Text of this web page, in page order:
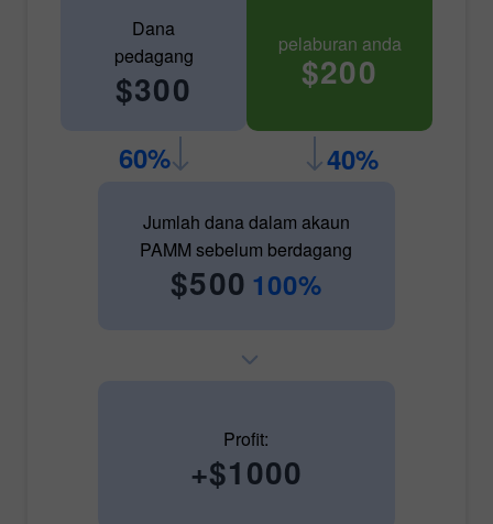
pelaburan anda
$200
Dana
pedagang
$300
Jumlah dana dalam akaun
PAMM sebelum berdagang
$500 100%
40%
60%
Profit:
+$1000